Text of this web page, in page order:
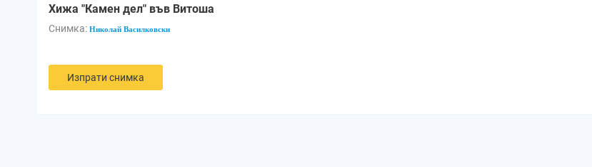
Хижа "Камен дел" във Витоша
Снимка: Николай Василковски
Изпрати снимка